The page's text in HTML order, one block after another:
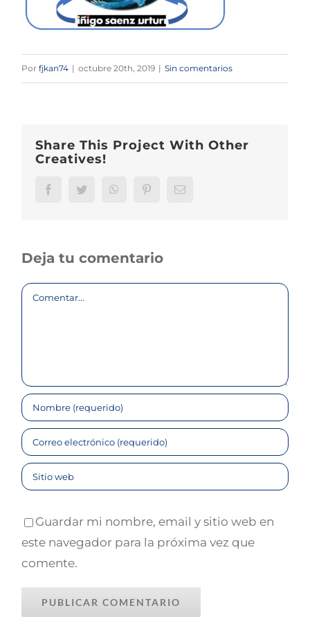
Porfjkan74 | octubre 20th, 2019 | Sin comentarios
Share This Project With Other
Creatives!
FacebookTwitter WhatsAppPinterestCorreo
Deja tu comentario
Comentar
Guardar mi nombre, email y sitio web en
este navegador para la próxima vez que
comente.
ENLACES LEGALES
Aviso Legal
CONTACTA CONMIGO
javier@javiercano.net